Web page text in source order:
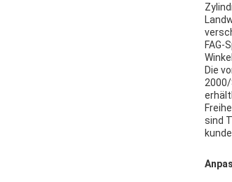
FAG-
Die
sind